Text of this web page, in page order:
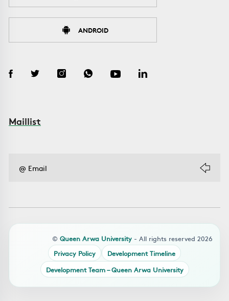
ANDROID
Maillist
© Queen Arwa University - All rights reserved 2026
Privacy Policy
Development Timeline
Development Team – Queen Arwa University